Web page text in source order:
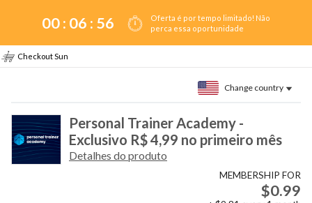
00 : 06 : 56
Oferta é por tempo limitado! Não
perca essa oportunidade
Checkout Sun
Change country
Personal Trainer Academy -
Exclusivo R$ 4,99 no primeiro mês
Detalhes do produto
MEMBERSHIP FOR
$0.99